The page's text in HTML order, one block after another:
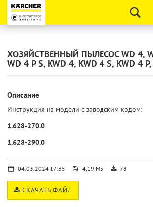
ХОЗЯЙСТВЕННЫЙ ПЫЛЕСОС WD 4,
WD 4 P S, KWD 4, KWD 4 S, KWD 4
Описание
Инструкция на модели с заводским кодом:
1.628-270.0
1.628-290.0
04.03.2024 17:35 4,19 МБ 78
СКАЧАТЬ ФАЙЛ